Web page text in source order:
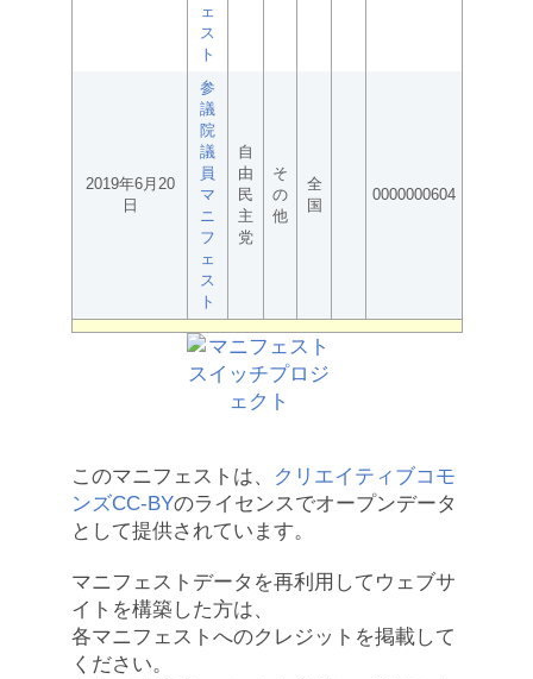
ェ
ス
ト
2019年6月20
日
参
議
院
議
員
マ
ニ
フ
ェ
ス
ト
自
由
民
主
党
そ
の
他
全
国
0000000604
このマニフェストは、
クリエイティブコモ
ンズCC-BYのライセンスでオープンデータ
として提供されています。
マニフェストデータを再利用してウェブサ
イトを構築した方は、
各マニフェストへのクレジットを掲載して
ください。